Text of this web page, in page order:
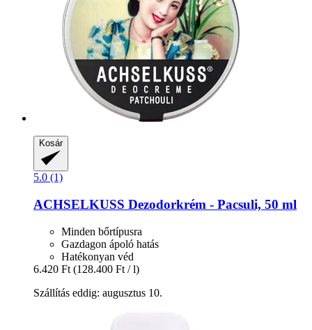
Kosár
5.0 (1)
ACHSELKUSS Dezodorkrém -​ Pacsuli, 50 ml
Minden bőrtípusra
Gazdagon ápoló hatás
Hatékonyan véd
6.420 Ft (128.400 Ft / l)
Szállítás eddig: augusztus 10.